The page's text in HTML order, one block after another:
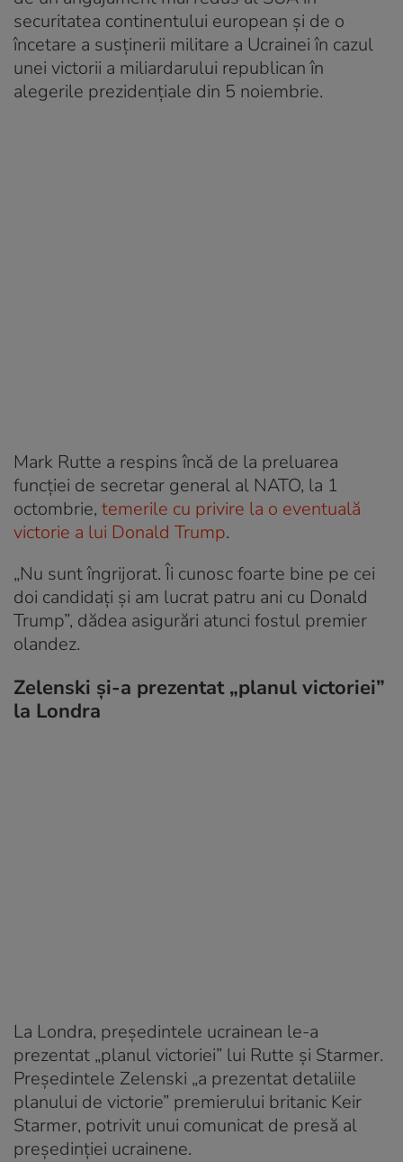
securitatea continentului european şi de o
încetare a susţinerii militare a Ucrainei în cazul
unei victorii a miliardarului republican în
alegerile prezidenţiale din 5 noiembrie.
Mark Rutte a respins încă de la preluarea
funcţiei de secretar general al NATO, la 1
octombrie, temerile cu privire la o eventuală
victorie a lui Donald Trump.
„Nu sunt îngrijorat. Îi cunosc foarte bine pe cei
doi candidaţi şi am lucrat patru ani cu Donald
Trump”, dădea asigurări atunci fostul premier
olandez.
Zelenski și-a prezentat „planul victoriei”
la Londra
La Londra, președintele ucrainean le-a
prezentat „planul victoriei” lui Rutte și Starmer.
Preşedintele Zelenski „a prezentat detaliile
planului de victorie” premierului britanic Keir
Starmer, potrivit unui comunicat de presă al
preşedinţiei ucrainene.